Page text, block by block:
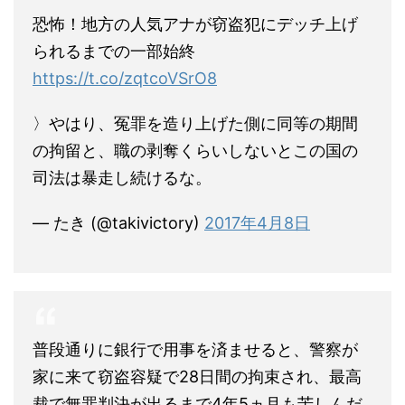
恐怖！地方の人気アナが窃盗犯にデッチ上げ
られるまでの一部始終
https://t.co/zqtcoVSrO8
〉やはり、冤罪を造り上げた側に同等の期間
の拘留と、職の剥奪くらいしないとこの国の
司法は暴走し続けるな。
— たき (@takivictory) 2017年4月8日
普段通りに銀行で用事を済ませると、警察が
家に来て窃盗容疑で28日間の拘束され、最高